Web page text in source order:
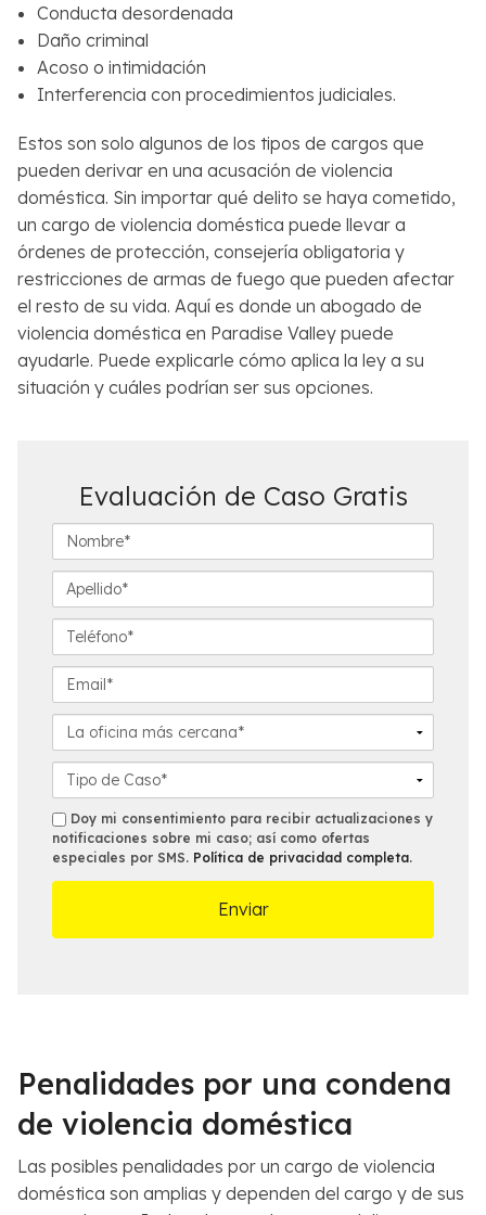
Conducta desordenada
Daño criminal
Acoso o intimidación
Interferencia con procedimientos judiciales.
Estos son solo algunos de los tipos de cargos que
pueden derivar en una acusación de violencia
doméstica. Sin importar qué delito se haya cometido,
un cargo de violencia doméstica puede llevar a
órdenes de protección, consejería obligatoria y
restricciones de armas de fuego que pueden afectar
el resto de su vida. Aquí es donde un abogado de
violencia doméstica en Paradise Valley puede
ayudarle. Puede explicarle cómo aplica la ley a su
situación y cuáles podrían ser sus opciones.
Evaluación de Caso Gratis
o
m
r
*
p
e
l
d
*
e
l
f
n
*
m
a
l
a
o
i
c
i
n
a
a
e
t
a
l
l
s
o
s
m
s
Doy mi consentimiento para recibir actualizaciones y
notificaciones sobre mi caso; así como ofertas
especiales por SMS. Política de privacidad completa.
Penalidades por una condena
de violencia doméstica
Las posibles penalidades por un cargo de violencia
doméstica son amplias y dependen del cargo y de sus